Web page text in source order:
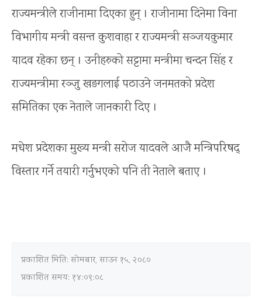
राज्यमन्त्रीले राजीनामा दिएका हुन् । राजीनामा दिनेमा विना
विभागीय मन्त्री वसन्त कुशवाहा र राज्यमन्त्री सञ्जयकुमार
यादव रहेका छन् । उनीहरुको सट्टामा मन्त्रीमा चन्दन सिंह र
राज्यमन्त्रीमा रञ्जु खङगलाई पठाउने जनमतको प्रदेश
समितिका एक नेताले जानकारी दिए ।
मधेश प्रदेशका मुख्य मन्त्री सरोज यादवले आजै मन्त्रिपरिषद्
विस्तार गर्ने तयारी गर्नुभएको पनि ती नेताले बताए ।
प्रकाशित मिति: सोमबार, साउन १५, २०८०
प्रकाशित समय: १४:०९:०८